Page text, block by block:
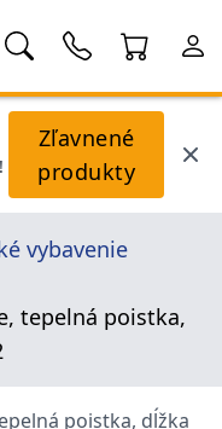
Zľavnené
produkty
vybavenie
tepelná poistka,